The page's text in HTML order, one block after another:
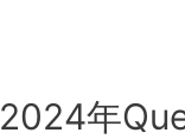
2024年